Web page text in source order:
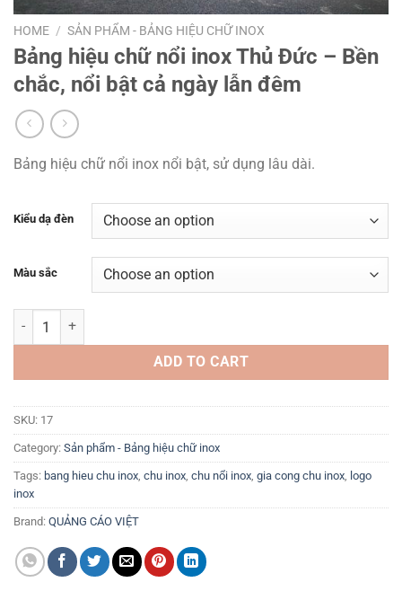
HOME / SẢN PHẨM - BẢNG HIỆU CHỮ INOX
Bảng hiệu chữ nổi inox Thủ Đức – Bền
chắc, nổi bật cả ngày lẫn đêm
Bảng hiệu chữ nổi inox nổi bật, sử dụng lâu dài.
Kiểu dạ đèn
Màu sắc
Bảng hiệu chữ nổi inox Thủ Đức – Bền chắc, nổi bật cả ngày lẫn
ADD TO CART
SKU: 17
Category: Sản phẩm - Bảng hiệu chữ inox
Tags: bang hieu chu inox chu inox chu nổi inox gia cong chu inox logo
inox
Brand: QUẢNG CÁO VIỆT